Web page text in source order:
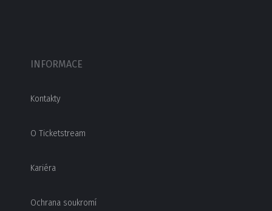
INFORMACE
Kontakty
O Ticketstream
Kariéra
Ochrana soukromí